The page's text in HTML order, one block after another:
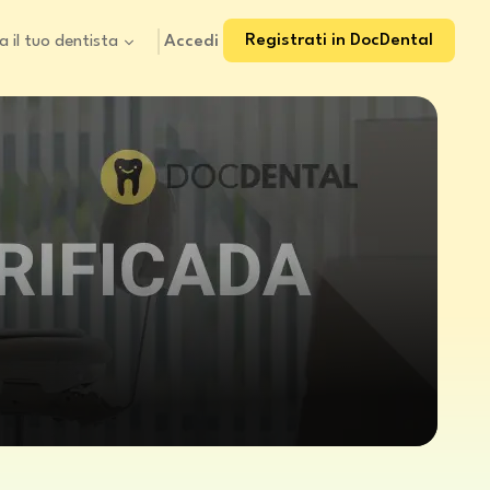
il tuo dentista Accedi Registrati in DocDental